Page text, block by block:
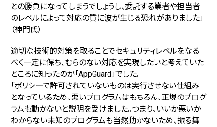
との勝負になってしまうでしょうし、委託する業者や担当者
のレベルによって対応の質に波が生じる恐れがありました」
（神門氏）
適切な技術的対策を取ることでセキュリティレベルをなる
べく一定に保ち、むらのない対応を実現したいと考えていた
ところに知ったのが「AppGuard」でした。
「ポリシーで許可されていないものは実行させない仕組み
となっているため、悪いプログラムはもちろん、正規のプログ
ラムも動かないと説明を受けました。つまり、いいか悪いか
わからない未知のプログラムも当然動かないため、振る舞